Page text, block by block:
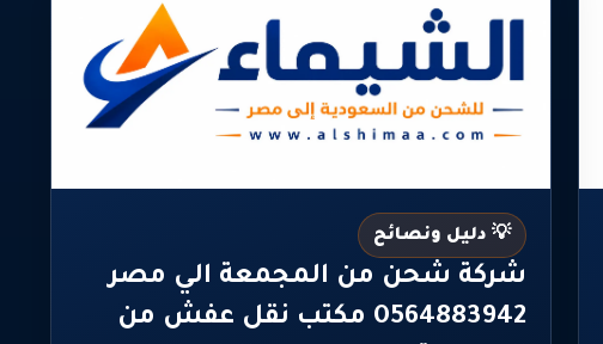
💡 دليل ونصائح
شركة شحن من المجمعة الي مصر
0564883942 مكتب نقل عفش من